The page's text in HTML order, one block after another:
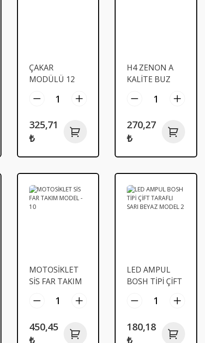
ÇAKAR
MODÜLÜ 12
325,71
₺
H4 ZENON A
KALİTE BUZ
270,27
₺
MOTOSİKLET
SİS FAR TAKIM
450,45
₺
LED AMPUL
BOSH TİPİ ÇİFT
BEYAZ MODEL
180,18
₺